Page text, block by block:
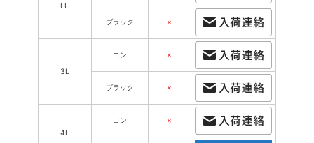
LL
ブラック ×
3L
コン ×
ブラック ×
4L
コン ×